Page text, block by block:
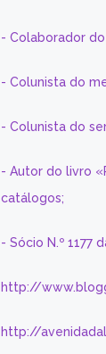
- Colaborador
- Colunista do
- Colunista do
- Autor do livro
catálogos;
- Sócio N.º 1177
http://
http://